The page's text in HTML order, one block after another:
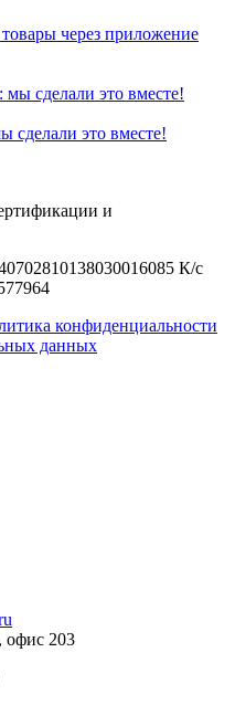
через приложение
это вместе!
и
К/с
конфиденциальности
данных
офис 203